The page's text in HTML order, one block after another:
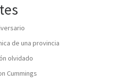
de una provincia
olvidado
Cummings